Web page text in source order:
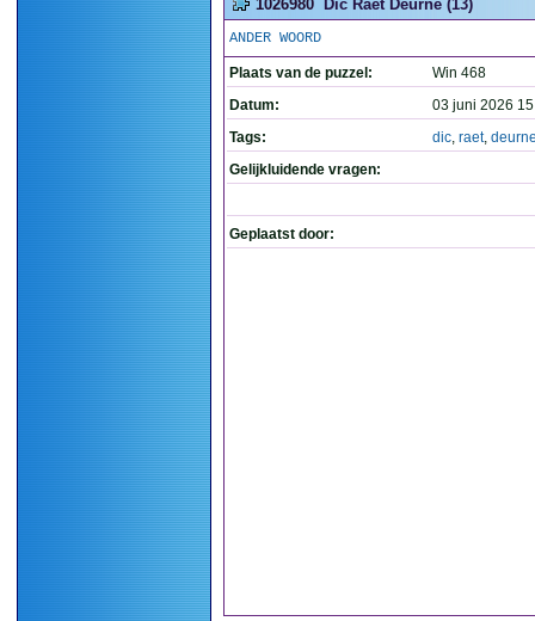
1026980 Dic Raet Deurne (13)
ANDER WOORD
Plaats van de puzzel:
Win 468
Datum:
03 juni 2026
Tags:
dic, raet,
Gelijkluidende vragen:
Geplaatst door: